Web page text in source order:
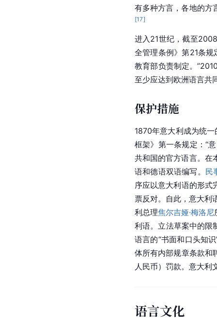
有多种方言，各地的方
[17]
进入21世纪，截至
全管理条例》第21条
教育部负责制定。
至少应达到欧洲语言共
保护措施
1870年意大利成为统
框架》第一条规定：“
共和国的官方语言。在
语和德语双语编写。 民
序应以意大利语的形式
票反对。自此，意大利
利总理焦尔吉娅·梅洛尼
利语。立法草案中的限
语言的“书面和口头知
体所有内部规章条款和
人民币）罚款。意大利
语言文化